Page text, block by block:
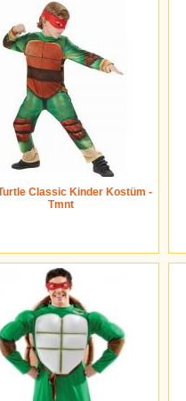
Classic Kinder Kostüm -
Tmnt